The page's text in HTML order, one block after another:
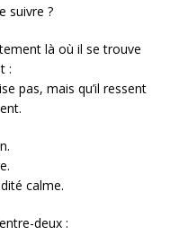
suivre ?
là où il se trouve
:
pas, mais qu’il ressent
calme.
deux :